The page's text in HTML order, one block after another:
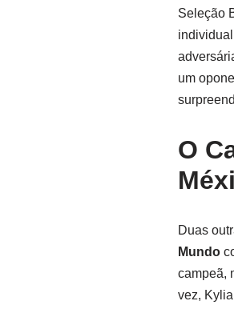
Seleção
um
O
Duas
Mundo
campeã,
vez,